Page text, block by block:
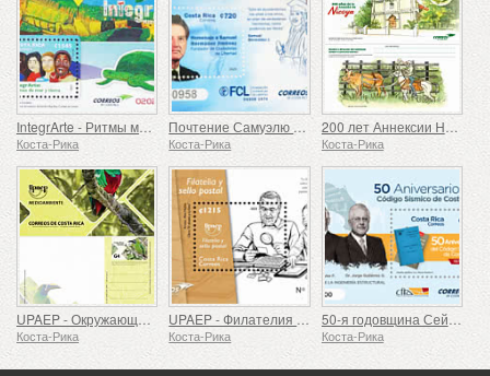
IntegrArte - Ритмы моря и земли
Коста-Рика
Почтение Самуэлю Бермудесу Хименесу - основателю Ciudadelas de Libertad
Коста-Рика
200 лет Аннексии Никоя
Коста-Рика
UPAEP - Окружающая среда
Коста-Рика
UPAEP - Филателия и Почтовая Марка
Коста-Рика
50-я годовщина Сейсмического Кодекса Коста-Рики
Коста-Рика